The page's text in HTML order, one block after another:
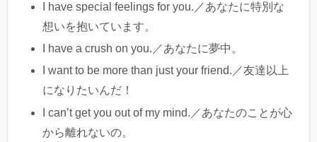
I have special feelings for you.／あなたに特別な
想いを抱いています。
I have a crush on you.／あなたに夢中。
I want to be more than just your friend.／友達以上
になりたいんだ！
I can’t get you out of my mind.／あなたのことが心
から離れないの。